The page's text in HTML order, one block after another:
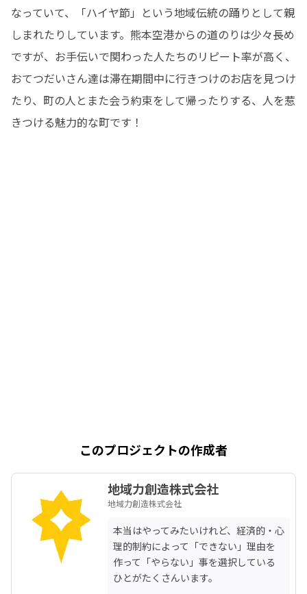
なっていて、「ハイヤ節」という地域伝統の踊りとして親
しまれたりしています。熊本空港からの道のりは少々長め
ですが、お手伝いで関わった人たちのリピート率が高く、
おてつだいさん達は滞在期間中に行きつけのお店を見つけ
たり、町の人とまた会う約束をして帰ったりする、人を惹
きつける魅力的な町です！
このプロジェクトの作成者
地域力創造株式会社
地域力創造株式会社
本当はやってみたいけれど、経済的・心
理的制約によって「できない」理由を
作って「やらない」事を選択している
ひとがたくさんいます。